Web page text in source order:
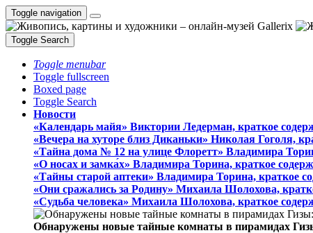
Toggle navigation
Toggle Search
Toggle menubar
Toggle fullscreen
Boxed page
Toggle Search
Новости
«Календарь майя» Виктории Ледерман, краткое
«Вечера на хуторе близ Диканьки» Николая Гоголя,
«Тайна дома № 12 на улице Флоретт» Владимира
«О носах и замка́х» Владимира Торина, краткое
«Тайны старой аптеки» Владимира Торина, краткое
«Они сражались за Родину» Михаила Шолохова,
«Судьба человека» Михаила Шолохова, краткое
Обнаружены новые тайные комнаты в пирамидах